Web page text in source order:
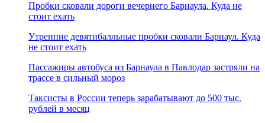
Пробки сковали дороги вечернего Барнаула. Куда не
стоит ехать
Утренние девятибалльные пробки сковали Барнаул. Куда
не стоит ехать
Пассажиры автобуса из Барнаула в Павлодар застряли на
трассе в сильный мороз
Таксисты в России теперь зарабатывают до 500 тыс.
рублей в месяц